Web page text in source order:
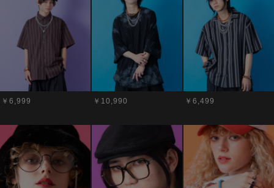
￥6,999 ￥10,990 ￥6,499